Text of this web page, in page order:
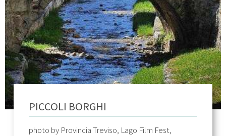
PICCOLI BORGHI
photo by Provincia Treviso, Lago Film Fest,